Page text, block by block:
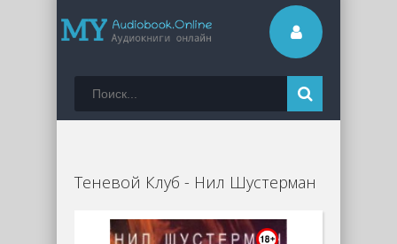
Теневой Клуб - Нил Шустерман